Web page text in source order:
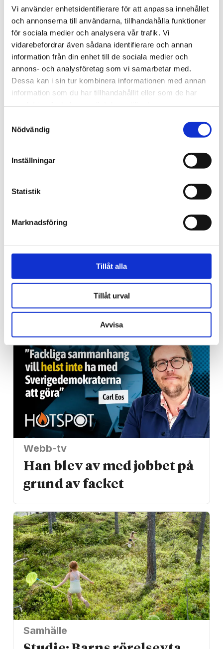
Vi använder enhetsidentifierare för att anpassa innehållet
och annonserna till användarna, tillhandahålla funktioner
för sociala medier och analysera vår trafik. Vi
vidarebefordrar även sådana identifierare och annan
information från din enhet till de sociala medier och
annons- och analysföretag som vi samarbetar med.
Dessa kan i sin tur kombinera informationen med annan
information som du har tillhandahållit eller som de har
Nödvändig
Inställningar
Statistik
Marknadsföring
Tillåt alla
Tillåt urval
Avvisa
Norge
18-åring hade med sig
för ångest – ”blev hånad”
Blygsam bidrags­höjning
att vänta nästa år
Webb-tv
Han blev av med jobbet på
grund av facket
Samhälle